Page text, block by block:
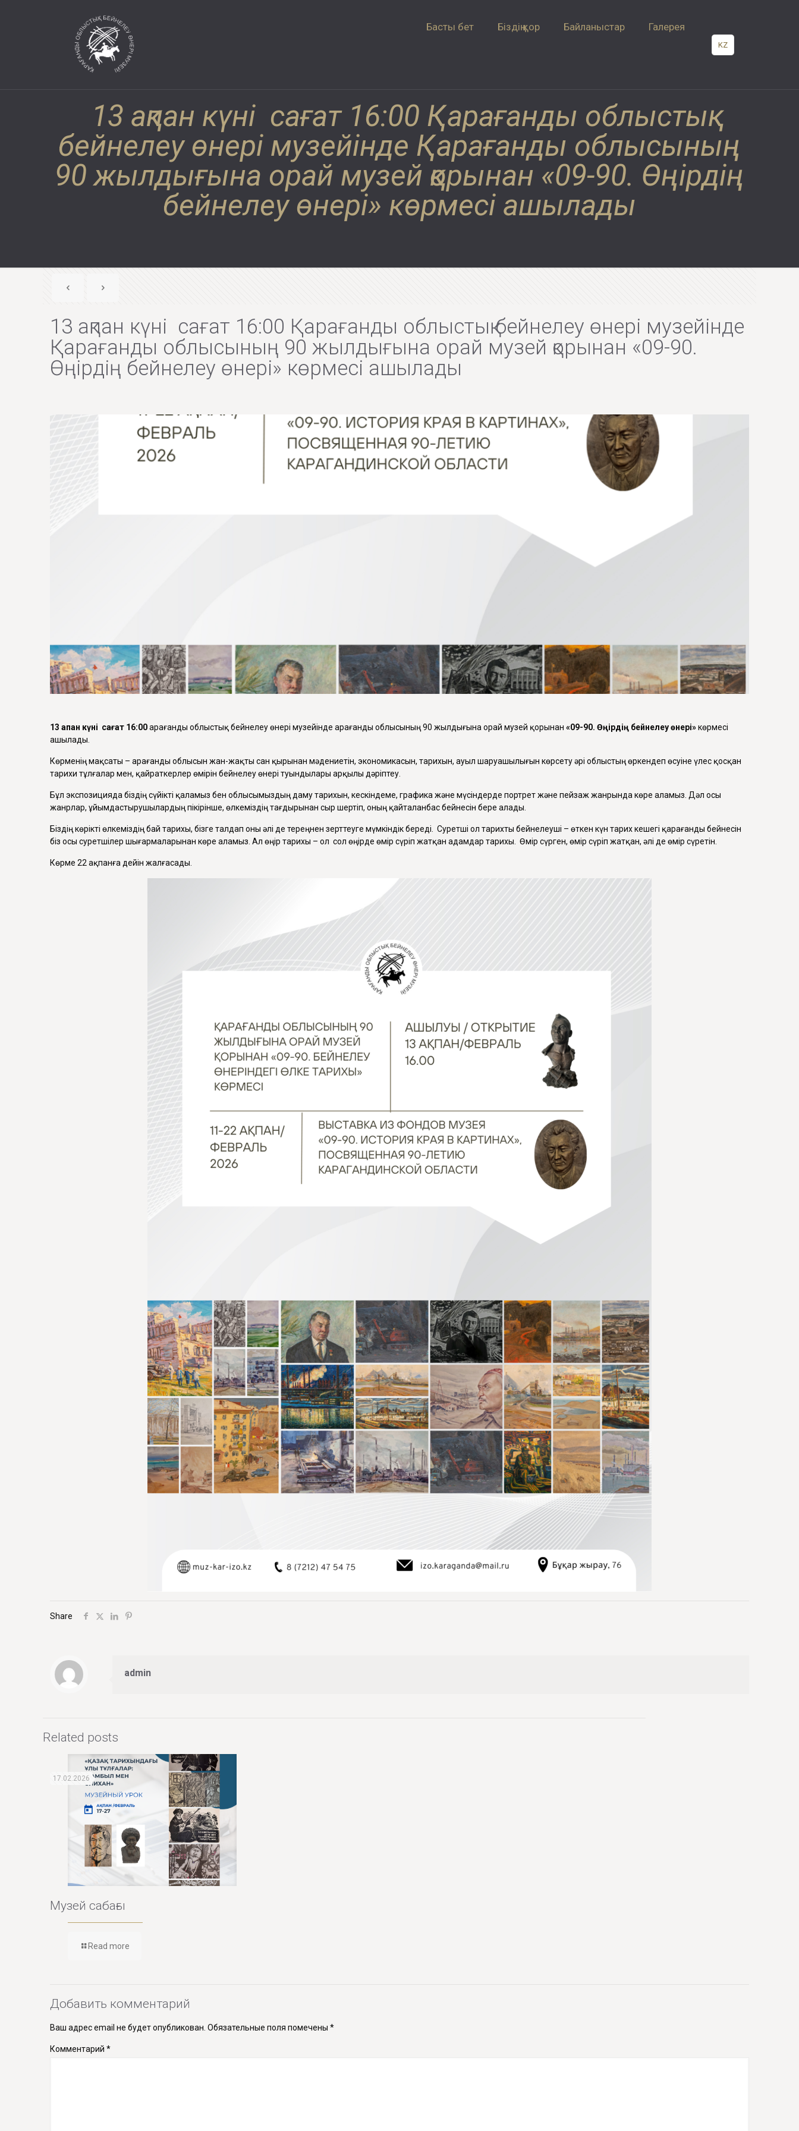
Басты бет Біздің қор Байланыстар Галерея
KZ
13 ақпан күні сағат 16:00 Қарағанды облыстық
бейнелеу өнері музейінде Қарағанды облысының
90 жылдығына орай музей қорынан «09-90. Өңірдің
бейнелеу өнері» көрмесі ашылады
13 ақпан күні сағат 16:00 Қарағанды облыстық бейнелеу өнері музейінде
Қарағанды облысының 90 жылдығына орай музей қорынан «09-90.
Өңірдің бейнелеу өнері» көрмесі ашылады
13 ақпан күні сағат 16:00Қарағанды облыстық бейнелеу өнері музейінде Қарағанды облысының 90 жылдығына орай музей қорынан «09-90. Өңірдің бейнелеу өнері»көрмесі
ашылады.
Көрменің мақсаты – Қарағанды облысын жан-жақты сан қырынан мәдениетін, экономикасын, тарихын, ауыл шаруашылығын көрсету әрі облыстың өркендеп өсуіне үлес қосқан
тарихи тұлғалар мен, қайраткерлер өмірін бейнелеу өнері туындылары арқылы дәріптеу.
Бұл экспозицияда біздің сүйікті қаламыз бен облысымыздың даму тарихын, кескіндеме, графика және мүсіндерде портрет және пейзаж жанрында көре аламыз. Дәл осы
жанрлар, ұйымдастырушылардың пікірінше, өлкеміздің тағдырынан сыр шертіп, оның қайталанбас бейнесін бере алады.
Біздің көрікті өлкеміздің бай тарихы, бізге талдап оны әлі де тереңнен зерттеуге мүмкіндік береді. Суретші ол тарихты бейнелеуші – өткен күн тарих кешегі қарағанды бейнесін
біз осы суретшілер шығармаларынан көре аламыз. Ал өңір тарихы – ол сол өңірде өмір сүріп жатқан адамдар тарихы. Өмір сүрген, өмір сүріп жатқан, әлі де өмір сүретін.
Көрме 22 ақпанға дейін жалғасады.
Share
admin
Related posts
17.02.2026
Музей сабағы
Read more
Добавить комментарий
Ваш адрес email не будет опубликован. Обязательные поля помечены *
Комментарий *